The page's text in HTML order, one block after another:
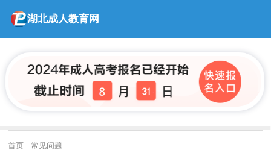
湖北成人教育网
首页 -常见问题